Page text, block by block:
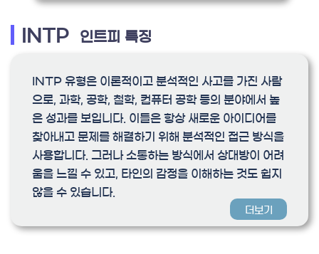
INTP 인트피 특징
INTP 유형은 이론적이고 분석적인 사고를 가진 사람
으로, 과학, 공학, 철학, 컴퓨터 공학 등의 분야에서 높
은 성과를 보입니다. 이들은 항상 새로운 아이디어를
찾아내고 문제를 해결하기 위해 분석적인 접근 방식을
사용합니다. 그러나 소통하는 방식에서 상대방이 어려
움을 느낄 수 있고, 타인의 감정을 이해하는 것도 쉽지
않을 수 있습니다.
더보기